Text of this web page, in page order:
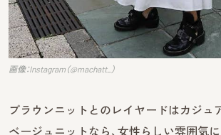
画像：Instagram（@machatt_）
ブラウンニットとのレイヤードはカジュ
ベージュニットなら、女性らしい雰囲気